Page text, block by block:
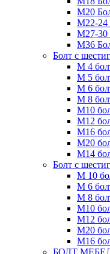
М20
М22-24
М27-30
М36
Болт с
М 4
М 5
М 6
М 8
М10
М12
М16
М20
М14
Болт с
М 10
М 6
М 8
М10
М12
М20
М16
БОЛТ